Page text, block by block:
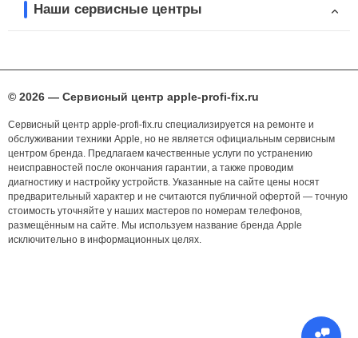
Наши сервисные центры
© 2026 — Сервисный центр apple-profi-fix.ru
Сервисный центр apple-profi-fix.ru специализируется на ремонте и
обслуживании техники Apple, но не является официальным сервисным
центром бренда. Предлагаем качественные услуги по устранению
неисправностей после окончания гарантии, а также проводим
диагностику и настройку устройств. Указанные на сайте цены носят
предварительный характер и не считаются публичной офертой — точную
стоимость уточняйте у наших мастеров по номерам телефонов,
размещённым на сайте. Мы используем название бренда Apple
исключительно в информационных целях.